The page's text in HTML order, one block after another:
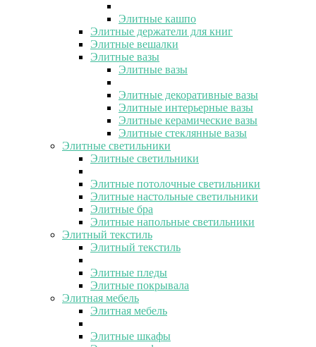
Элитные кашпо
Элитные держатели для книг
Элитные вешалки
Элитные вазы
Элитные вазы
Элитные декоративные вазы
Элитные интерьерные вазы
Элитные керамические вазы
Элитные стеклянные вазы
Элитные светильники
Элитные светильники
Элитные потолочные светильники
Элитные настольные светильники
Элитные бра
Элитные напольные светильники
Элитный текстиль
Элитный текстиль
Элитные пледы
Элитные покрывала
Элитная мебель
Элитная мебель
Элитные шкафы